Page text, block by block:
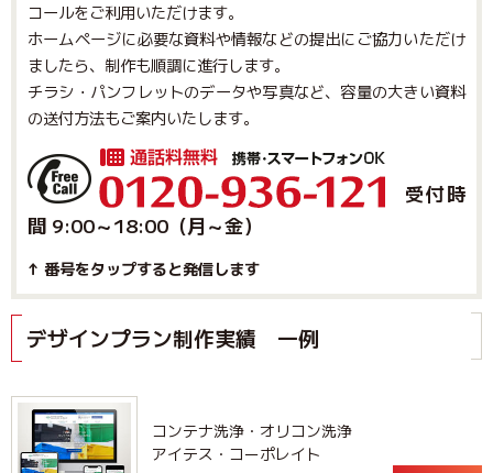
コールをご利用いただけます。
ホームページに必要な資料や情報などの提出にご協力いただけ
ましたら、制作も順調に進行します。
チラシ・パンフレットのデータや写真など、容量の大きい資料
の送付方法もご案内いたします。
受付時
間 9:00～18:00（月～金）
↑ 番号をタップすると発信します
デザインプラン制作実績 一例
コンテナ洗浄・オリコン洗浄
アイテス・コーポレイト